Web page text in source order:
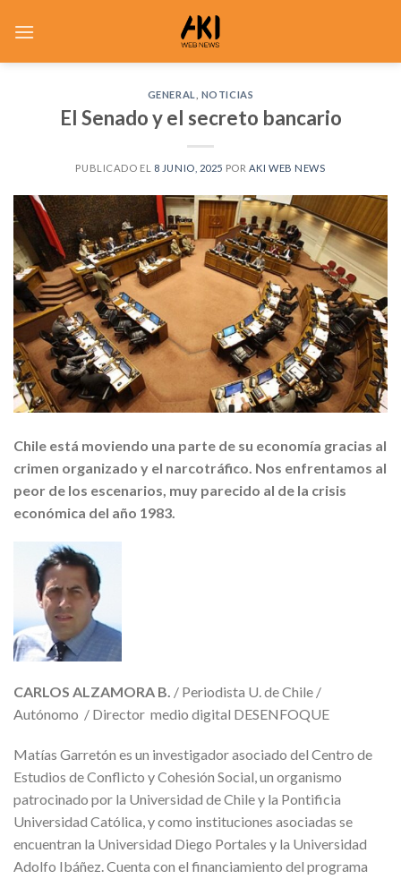
GENERAL NOTICIAS
El Senado y el secreto bancario
PUBLICADO EL 8 JUNIO, 2025 POR AKI WEB NEWS
Chile está moviendo una parte de su economía gracias al
crimen organizado y el narcotráfico. Nos enfrentamos al
peor de los escenarios, muy parecido al de la crisis
económica del año 1983.
CARLOS ALZAMORA B. / Periodista U. de Chile /
Autónomo / Director medio digital DESENFOQUE
Matías Garretón es un investigador asociado del Centro de
Estudios de Conflicto y Cohesión Social, un organismo
patrocinado por la Universidad de Chile y la Pontificia
Universidad Católica, y como instituciones asociadas se
encuentran la Universidad Diego Portales y la Universidad
Adolfo Ibáñez. Cuenta con el financiamiento del programa